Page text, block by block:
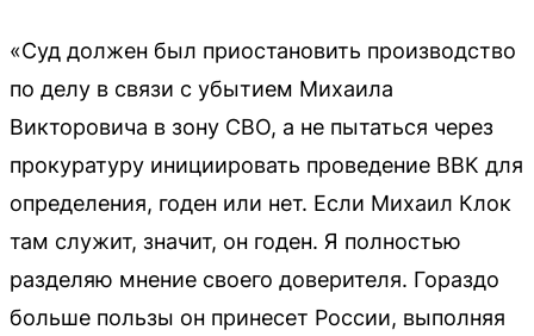
«Суд должен был приостановить производство
по делу в связи с убытием Михаила
Викторовича в зону СВО, а не пытаться через
прокуратуру инициировать проведение ВВК для
определения, годен или нет. Если Михаил Клок
там служит, значит, он годен. Я полностью
разделяю мнение своего доверителя. Гораздо
больше пользы он принесет России, выполняя